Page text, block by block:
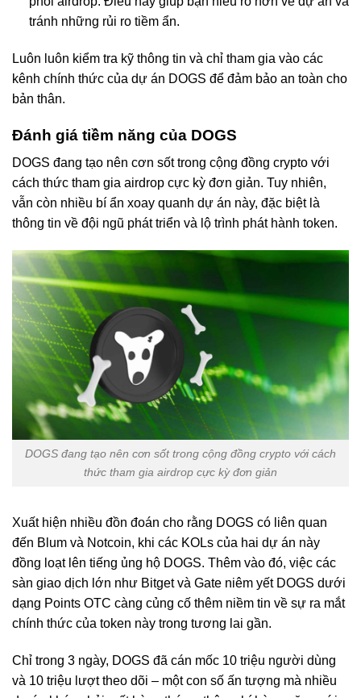
tránh những rủi ro tiềm ẩn.
Luôn luôn kiểm tra kỹ thông tin và chỉ tham gia vào các
kênh chính thức của dự án DOGS để đảm bảo an toàn cho
bản thân.
Đánh giá tiềm năng của DOGS
DOGS đang tạo nên cơn sốt trong cộng đồng crypto với
cách thức tham gia airdrop cực kỳ đơn giản. Tuy nhiên,
vẫn còn nhiều bí ẩn xoay quanh dự án này, đặc biệt là
thông tin về đội ngũ phát triển và lộ trình phát hành token.
DOGS đang tạo nên cơn sốt trong cộng đồng crypto với cách
thức tham gia airdrop cực kỳ đơn giản
Xuất hiện nhiều đồn đoán cho rằng DOGS có liên quan
đến Blum và Notcoin, khi các KOLs của hai dự án này
đồng loạt lên tiếng ủng hộ DOGS. Thêm vào đó, việc các
sàn giao dịch lớn như Bitget và Gate niêm yết DOGS dưới
dạng Points OTC càng củng cố thêm niềm tin về sự ra mắt
chính thức của token này trong tương lai gần.
Chỉ trong 3 ngày, DOGS đã cán mốc 10 triệu người dùng
và 10 triệu lượt theo dõi – một con số ấn tượng mà nhiều